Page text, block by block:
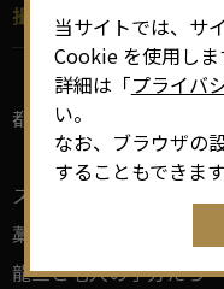
撮影の履歴
【ドラマ】
都庁爆破！（TBS）
【映画】
ストロベリーナイト
藁の楯 わらのたて
龍三と七人の子分たち
当サイトでは、サ
Cookie を使用しま
詳細は「プライバ
い。
なお、ブラウザの
することもできます